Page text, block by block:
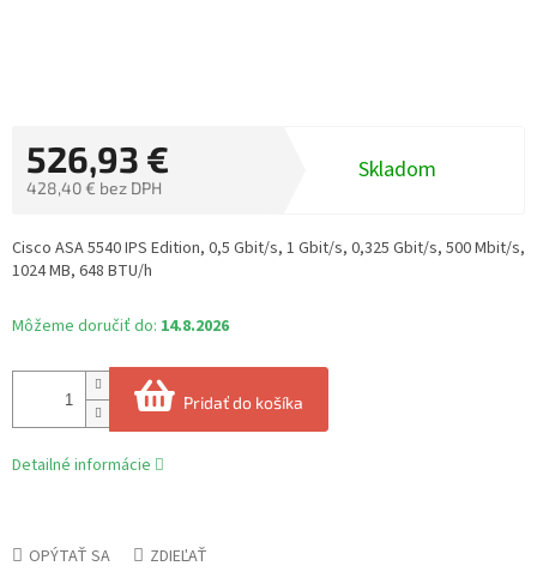
526,93 €
428,40 € bez DPH
cena:
Skladom
Môžeme doručiť do: 14.8.2026
Pridať do košíka
Cisco ASA 5540 IPS Edition, 0,5 Gbit/s, 1 Gbit/s, 0,325 Gbit/s, 500 Mbit/s,
1024 MB, 648 BTU/h
Detailné informácie
OPÝTAŤ SA ZDIEĽAŤ